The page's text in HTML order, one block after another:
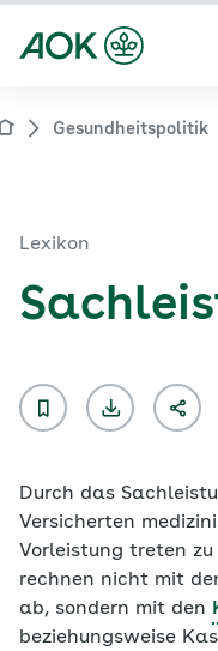
Gesundheitspolitik
Lexikon
Durch das
Versicherten
Vorleistung treten zu
rechnen nicht mit
ab, sondern mit den
beziehungsweise